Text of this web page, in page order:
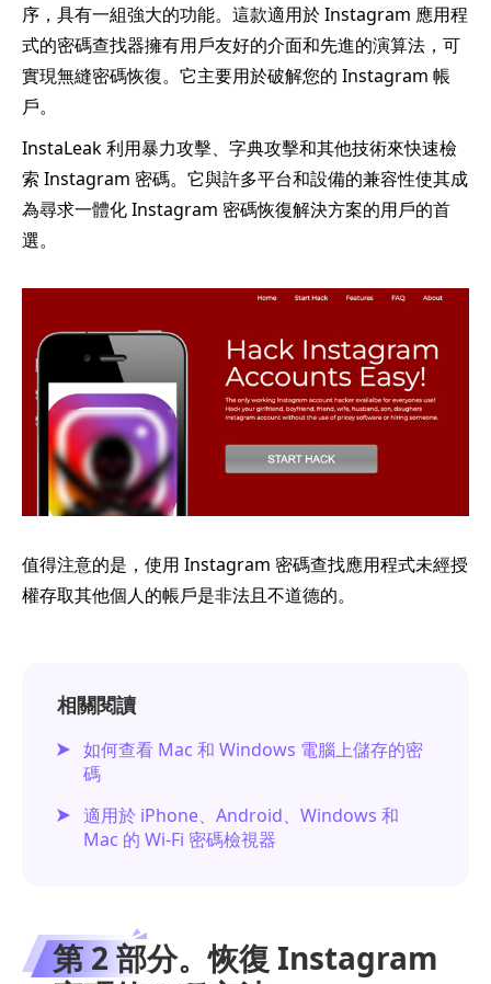
序，具有一組強大的功能。這款適用於 Instagram 應用程
式的密碼查找器擁有用戶友好的介面和先進的演算法，可
實現無縫密碼恢復。它主要用於破解您的 Instagram 帳
戶。
InstaLeak 利用暴力攻擊、字典攻擊和其他技術來快速檢
索 Instagram 密碼。它與許多平台和設備的兼容性使其成
為尋求一體化 Instagram 密碼恢復解決方案的用戶的首
選。
值得注意的是，使用 Instagram 密碼查找應用程式未經授
權存取其他個人的帳戶是非法且不道德的。
相關閱讀
如何查看 Mac 和 Windows 電腦上儲存的密
碼
適用於 iPhone、Android、Windows 和
Mac 的 Wi-Fi 密碼檢視器
第 2 部分。恢復 Instagram